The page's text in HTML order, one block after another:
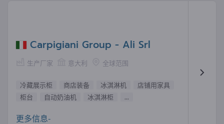
Carpigiani Group - Ali Srl
生产厂家 意大利 全球范围
冷藏展示柜 商店装备 冰淇淋机
店铺用家具
柜台
自动奶油机 冰淇淋柜 ...
更多信息-